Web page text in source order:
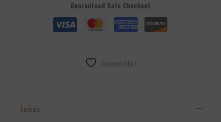
Guaranteed Safe Checkout
Kedvencekhez
Leírás